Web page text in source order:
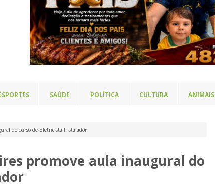
SAÚDE POLÍTICA CULTURA ANIMAIS
do curso de Eletricista Instalador
promove aula inaugural do